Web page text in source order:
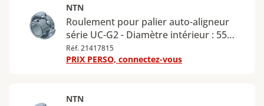
NTN
Roulement pour palier auto-aligneur
série UC-G2 - Diamètre intérieur : 55
mm - Diamètre extérieur : 100 mm
Réf. 21417815
PRIX PERSO, connectez-vous
NTN